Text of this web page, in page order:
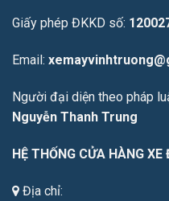
Giấy phép ĐKKD số:
Email:
Người đại diện theo pháp
Nguyễn Thanh Trung
HỆ THỐNG CỬA HÀNG
Địa chỉ: